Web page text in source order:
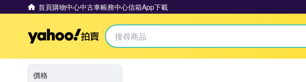
首頁購物中心中古車帳務中心信箱App下載
Yahoo拍賣
價格